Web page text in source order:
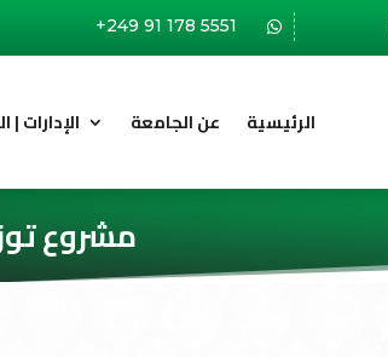

+249 91 178 5551
الرئيسية عن الجامعة الإدارات |
مشروع